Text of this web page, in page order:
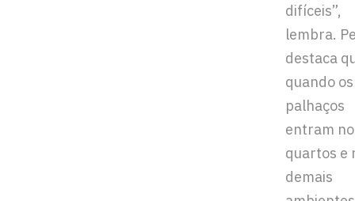
difíceis”,
lembra.
destaca
quando os
palhaços
entram
quartos e
demais